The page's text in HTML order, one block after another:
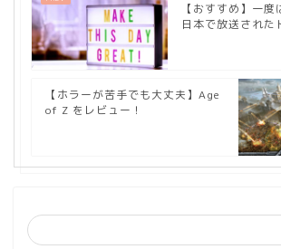
【おすすめ】一
日本で放送された
【ホラーが苦手でも大丈夫】Age
of Z をレビュー！